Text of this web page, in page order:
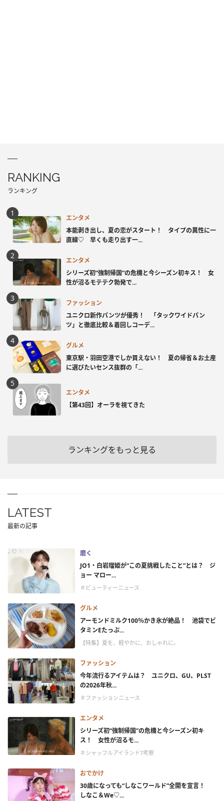
RANKING
ランキング
エンタメ
本能剥き出し、夏の恋がスタート！ タイプの異性に一
直線♡ 早くも走り出す一...
エンタメ
シリーズ初“強制帰国”の危機と今シーズン初キス！ 女
性が沼るモテテク勃発で...
ファッション
ユニクロ新作パンツが優秀！ 「タックワイドパン
ツ」と徹底比較＆着回しコーデ...
グルメ
東京駅・羽田空港でしか買えない！ 夏の帰省＆お土産
に選びたいセンス抜群の「...
エンタメ
【第43回】オーラを視てきた
ランキングをもっと見る
LATEST
最新の記事
磨く
JO1・白岩瑠姫が“この夏挑戦したこと”とは？ ジ
ョー マロー...
＃ビューティーニュース
グルメ
アーモンドミルク100％かき氷が絶品！ 池袋でビ
タミンEたっぷ...
【特集】夏を、軽やかに、おしゃれに。
ファッション
今年流行るアイテムは？ ユニクロ、GU、PLST
の2026年秋...
＃ファッションニュース
エンタメ
シリーズ初“強制帰国”の危機と今シーズン初キ
ス！ 女性が沼るモ...
＃シャッフルアイランド7考察
おでかけ
30歳になっても“しなこワールド”全開を宣言！
しなこ＆We♡...